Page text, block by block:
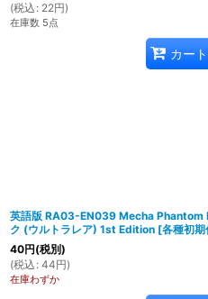
(税込 : 22円)
在庫数 5点
カー
英語版 RA03-EN039 Mecha Phantom
ク (ウルトラレア) 1st Edition [各種初期
40円(税別)
(税込 : 44円)
在庫わずか